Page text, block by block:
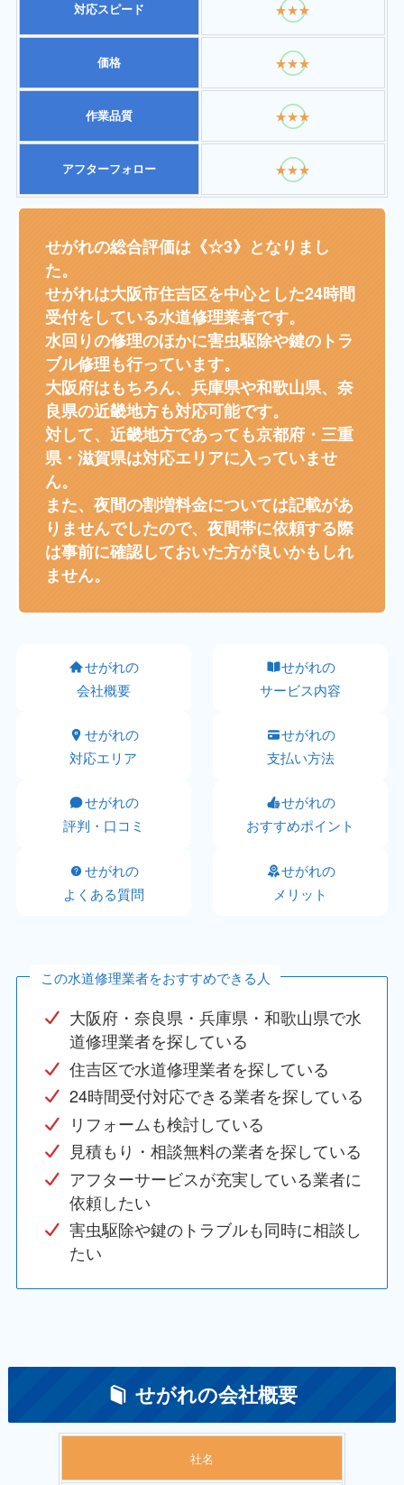
対応スピード ★★★
価格 ★★★
作業品質 ★★★
アフターフォロー ★★★
せがれの総合評価は《☆3》となりまし
た。
せがれは大阪市住吉区を中心とした24時間
受付をしている水道修理業者です。
水回りの修理のほかに害虫駆除や鍵のトラ
ブル修理も行っています。
大阪府はもちろん、兵庫県や和歌山県、奈
良県の近畿地方も対応可能です。
対して、近畿地方であっても京都府・三重
県・滋賀県は対応エリアに入っていませ
ん。
また、夜間の割増料金については記載があ
りませんでしたので、夜間帯に依頼する際
は事前に確認しておいた方が良いかもしれ
ません。
せがれの
会社概要
せがれの
サービス内容
せがれの
対応エリア
せがれの
支払い方法
せがれの
評判・口コミ
せがれの
おすすめポイント
せがれの
よくある質問
せがれの
メリット
この水道修理業者をおすすめできる人
大阪府・奈良県・兵庫県・和歌山県で水
道修理業者を探している
住吉区で水道修理業者を探している
24時間受付対応できる業者を探している
リフォームも検討している
見積もり・相談無料の業者を探している
アフターサービスが充実している業者に
依頼したい
害虫駆除や鍵のトラブルも同時に相談し
たい
せがれの会社概要
社名